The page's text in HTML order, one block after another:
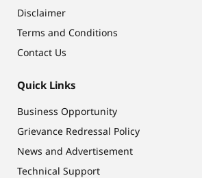
Disclaimer
Terms and Conditions
Contact Us
Quick Links
Business Opportunity
Grievance Redressal Policy
News and Advertisement
Technical Support